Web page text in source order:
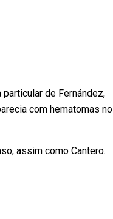
de Fernández,
com hematomas no
assim como Cantero.